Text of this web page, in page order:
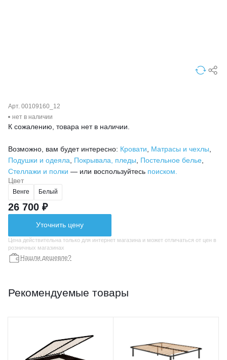
Арт. 00109160_12
нет в наличии
К сожалению, товара нет в наличии.
Возможно, вам будет интересно: Кровати Матрасы и чехлы
Подушки и одеяла
Покрывала, пледы Постельное белье
Стеллажи и полки — или воспользуйтесь поиском.
Цвет
Венге Белый
26 700 ₽
Уточнить цену
Цена действительна только для интернет магазина и может отличаться от цен в
розничных магазинах
Нашли дешевле?
Рекомендуемые товары